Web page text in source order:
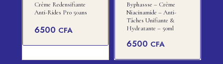
Crème Redensifiante
Anti-Rides Pro 50ans
6500 CFA
Byphassse – Crème
Niacinamide – Anti-
Tâches Unifiante &
Hydratante – 50ml
6500 CFA